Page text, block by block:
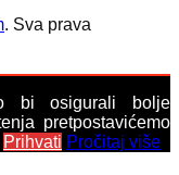
. Sva prava
bi osigurali bolje
pretpostavićemo
Prihvati Pročitaj više